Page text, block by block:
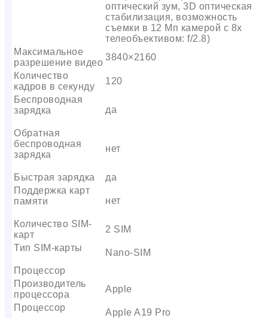
оптический зум, 3D оптическая
стабилизация, возможность
съемки в 12 Мп камерой с 8x
телеобъективом: f/2.8)
Максимальное
разрешение видео
3840×2160
Количество
кадров в секунду
120
Беспроводная
зарядка
да
Обратная
беспроводная
зарядка
нет
Быстрая зарядка
да
Поддержка карт
памяти
нет
Количество SIM-
карт
2 SIM
Тип SIM-карты
Nano-SIM
Процессор
Производитель
процессора
Apple
Процессор
Apple A19 Pro